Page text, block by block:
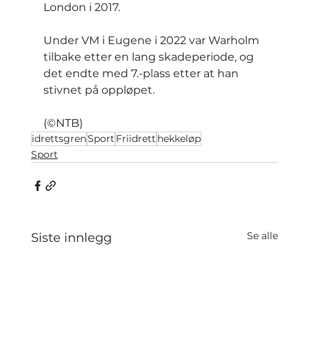
London i 2017.
Under VM i Eugene i 2022 var Warholm
tilbake etter en lang skadeperiode, og
det endte med 7.-plass etter at han
stivnet på oppløpet.
(©NTB)
idrettsgrenSport Friidrett hekkeløp
Sport
Siste innlegg Se alle